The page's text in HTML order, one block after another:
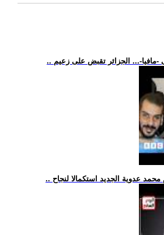
-مافيا-... الجزائر تقبض على زعيم
عدوية الجديد استكمالا لنجاح